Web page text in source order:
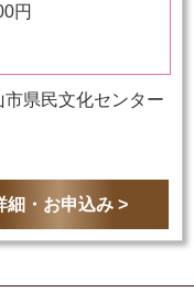
円
市県民文化センター
細・お申込み >